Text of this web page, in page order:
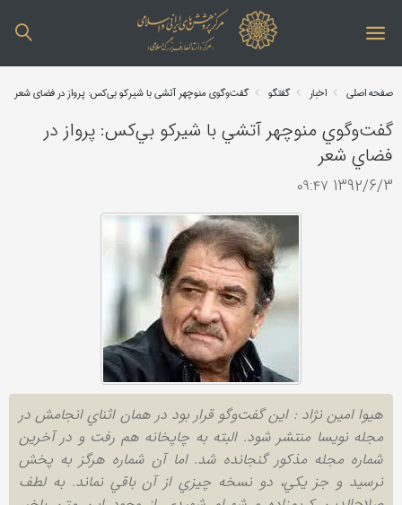
صفحه اصلی اخبار گفتگو گفت‌وگوي منوچهر آتشي با شيركو بي‌كس: پرواز در فضاي شعر
گفت‌وگوي منوچهر آتشي با شيركو بي‌كس: پرواز در
فضاي شعر
1392/6/3 ۰۹:۴۷
‌هيوا امين نژاد : اين گفت‌وگو قرار بود در همان اثناي انجامش در
مجله نويسا منتشر شود. البته به چاپخانه هم رفت و در آخرين
شماره‌ مجله مذكور گنجانده شد. اما آن شماره هرگز به پخش
نرسيد و جز يكي، دو نسخه چيزي از آن باقي نماند. به لطف